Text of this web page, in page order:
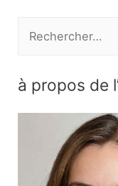
h
à propos de